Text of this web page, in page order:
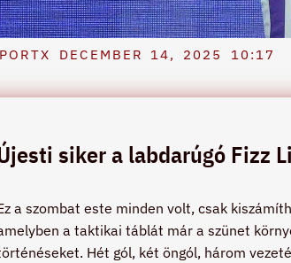
DECEMBER 14, 2025 10:17
siker a labdarúgó Fizz
a szombat este minden volt, csak
a taktikai táblát már a szünet
Hét gól, két öngól, három